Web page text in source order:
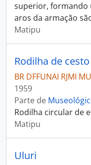
superior, formando
aros da armação
Matipu
Rodilha de
BR DFFUNAI RJMI
1959
Parte de
Rodilha circular de
Matipu
Uluri